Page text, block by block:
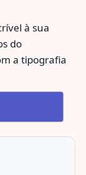
à sua
do
a tipografia